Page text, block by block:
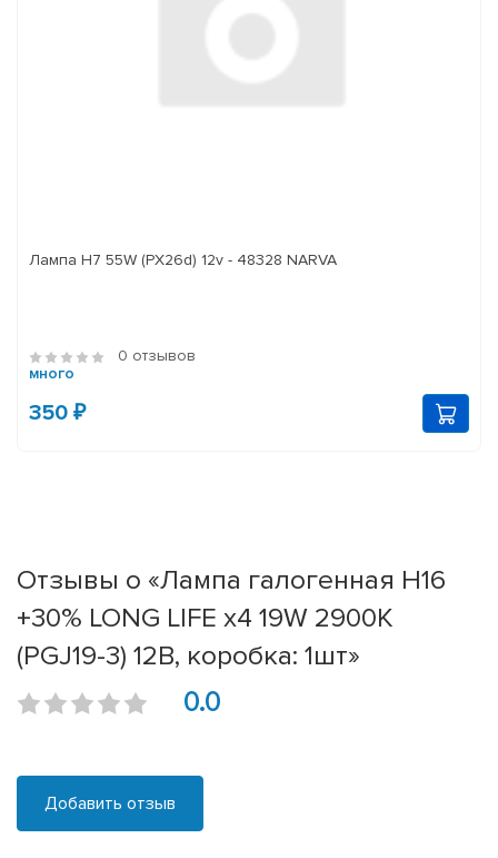
Лампа H7 55W (PX26d) 12v - 48328 NARVA
0 отзывов
много
350 ₽
Отзывы о «Лампа галогенная H16
+30% LONG LIFE x4 19W 2900К
(PGJ19-3) 12В, коробка: 1шт»
0.0
Добавить отзыв